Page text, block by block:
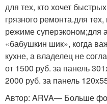
для тех, кто хочет
грязного ремонта.для
режиме суперэконом;для
«бабушкин шик», когда
кухне, а владелец не
от 1500 руб. за панель
2000 руб. за панель
Автор: ARVA— Больше